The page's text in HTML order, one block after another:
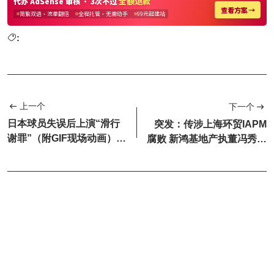
:
上一个
日本球员失误后上演“滑行
谢罪”（附GIF现场动画），
下一个
突发：传涉上海环贸IAPM
腐败 新鸿基地产执董冯秀炎